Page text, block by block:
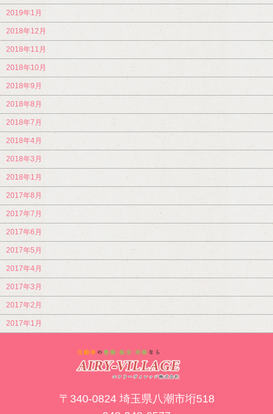
2019年1月
2018年12月
2018年11月
2018年10月
2018年9月
2018年8月
2018年7月
2018年4月
2018年3月
2018年1月
2017年8月
2017年7月
2017年6月
2017年5月
2017年4月
2017年3月
2017年2月
2017年1月
〒340-0824 埼玉県八潮市垳518